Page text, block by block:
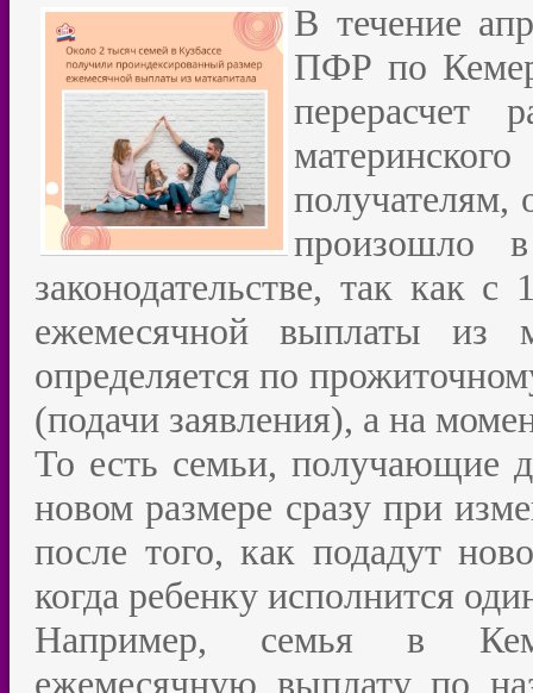
В течение
ПФР по
перерасчет
произошло
законодательстве, так как
ежемесячной выплаты из
определяется по
(подачи заявления), а на
То есть семьи, получающие
новом размере сразу при
после того, как подадут
когда ребенку исполнится
Например, семья в
ежемесячную выплату по